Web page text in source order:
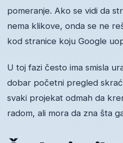
pomeranje. Ako se vidi da
nema klikove, onda se ne
kod stranice koju Google
U toj fazi često ima smisla
dobar početni pregled
svaki projekat odmah da
radom, ali mora da zna šta